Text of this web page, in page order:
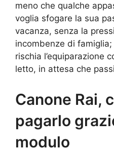
meno che qualche
voglia sfogare la sua
vacanza, senza la
incombenze di
rischia l’equiparazione
letto, in attesa che
Canone Rai,
pagarlo
modulo